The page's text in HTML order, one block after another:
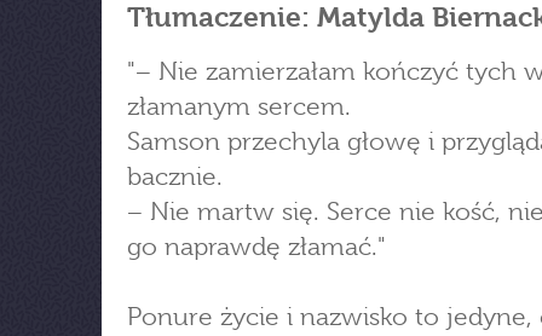
Tłumaczenie: Matylda
"− Nie zamierzałam kończyć tych
złamanym sercem.
Samson przechyla głowę i
bacznie.
− Nie martw się. Serce nie kość,
go naprawdę złamać."
Ponure życie i nazwisko to jedyne,